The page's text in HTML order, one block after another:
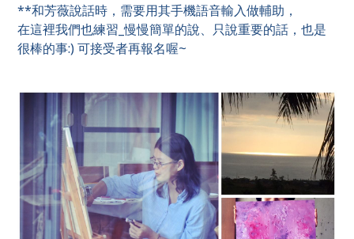
**和芳薇說話時，需要用其手機語音輸入做輔助，
在這裡我們也練習_慢慢簡單的說、只說重要的話，也是
很棒的事:) 可接受者再報名喔~